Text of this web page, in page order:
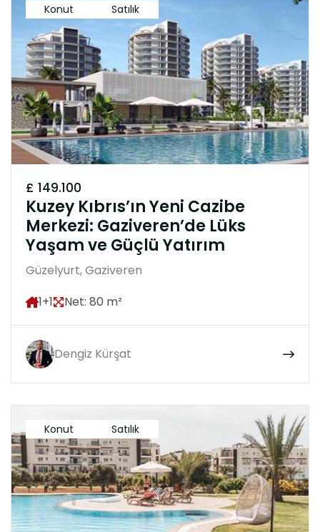
Konut Satılık
£ 149.100
Kuzey Kıbrıs’ın Yeni Cazibe
Merkezi: Gaziveren’de Lüks
Yaşam ve Güçlü Yatırım
Güzelyurt, Gaziveren
1+1
Net: 80 m²
Dengiz Kürşat
Konut Satılık